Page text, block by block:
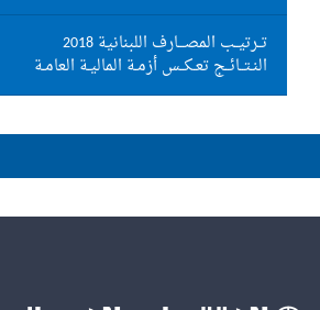
تــرتيــب المصـــارف اللبنانية 2018
النـتــائــج تعـكــس أزمـة الماليـة العامـة